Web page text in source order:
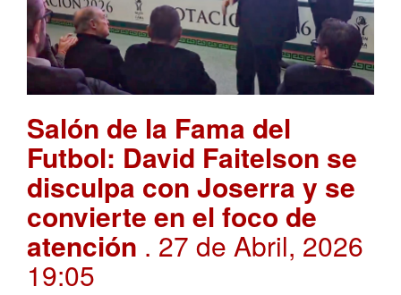
Salón de la Fama del
Futbol: David Faitelson se
disculpa con Joserra y se
convierte en el foco de
atención . 27 de Abril, 2026
19:05